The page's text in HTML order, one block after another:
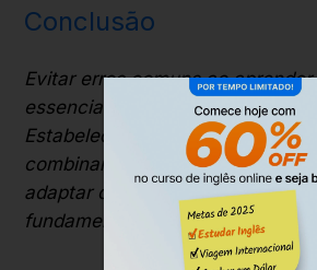
Conclusão
Evitar erros comuns ao
essencial para avançar rápido e
Estabelecer objetivos claros,
combinar teoria e prática,
adaptar o aprendizado ao seu
fundamentais.